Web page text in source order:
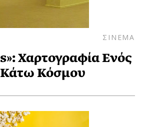
ΣΙΝΕΜΑ
Χαρτογραφία Ενός
Κόσμου